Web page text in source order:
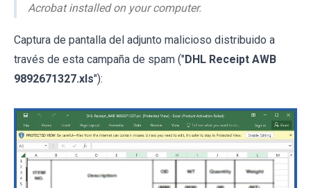
Acrobat installed on your computer.
Captura de pantalla del adjunto malicioso distribuido a
través de esta campaña de spam ("DHL Receipt AWB
9892671327.xls"):